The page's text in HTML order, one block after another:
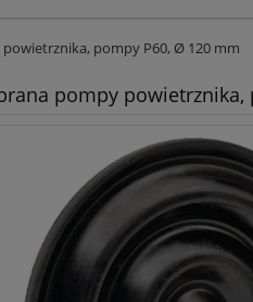
pompy P60, Ø 120 mm
pompy powietrznika,